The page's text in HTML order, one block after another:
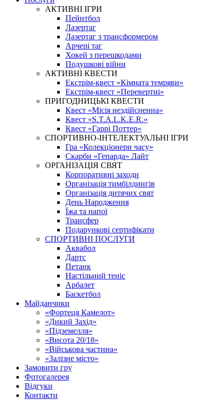
АКТИВНІ ІГРИ
Пейнтбол
Лазертаг
Лазертаг з трансформером
Арчері таг
Хокей з перешкодами
Подушкові війни
АКТИВНІ КВЕСТИ
Екстрім-квест «Кімната темряви»
Екстрім-квест «Перевертні»
ПРИГОДНИЦЬКІ КВЕСТИ
Квест «Місія нездійсненна»
Квест «S.T.A.L.K.E.R.»
Квест «Гаррі Поттер»
СПОРТИВНО-ІНТЕЛЕКТУАЛЬНІ ІГРИ
Гра «Колекціонери часу»
Скарби «Гепарда» Лайт
ОРГАНІЗАЦІЯ СВЯТ
Корпоративні заходи
Організація тимбілдингів
Організація дитячих свят
День Народження
Їжа та напої
Трансфер
Подарункові сертифікати
СПОРТИВНІ ПОСЛУГИ
Аквабол
Дартс
Петанк
Настільний теніс
Арбалет
Баскетбол
Майданчики
«Фортеця Камелот»
«Дикий Захід»
«Підземелля»
«Висота 20/18»
«Військова частина»
«Залізне місто»
Замовити гру
Фотогалерея
Відгуки
Контакти